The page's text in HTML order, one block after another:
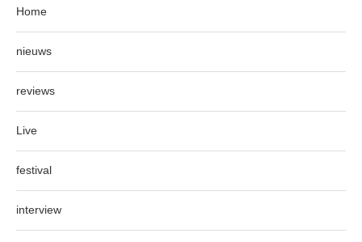
Home
nieuws
reviews
Live
festival
interview